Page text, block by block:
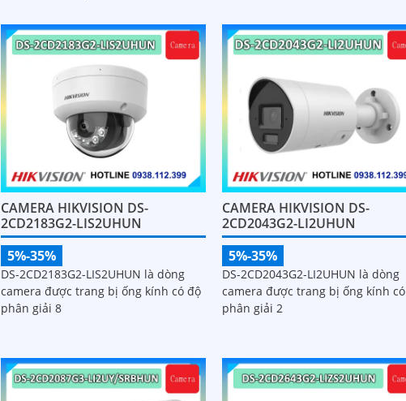
CAMERA HIKVISION DS-
2CD2183G2-LIS2UHUN
5%-35%
DS-2CD2183G2-LIS2UHUN là dòng
camera được trang bị ống kính có độ
phân giải 8
CAMERA HIKVISION DS-
2CD2043G2-LI2UHUN
5%-35%
DS-2CD2043G2-LI2UHUN là dòng
camera được trang bị ống kính
phân giải 2